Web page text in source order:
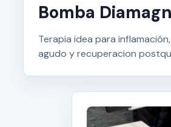
Bomba
Terapia idea para
agudo y recuperacion